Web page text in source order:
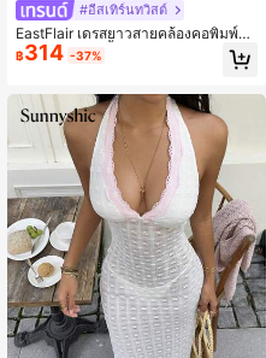
#อีสเทิร์นทวิสต์
EastFlair เดรสยาวสายคล้องคอพิมพ์ลา
ยดอกไม้และผีเสื้อสุดหรูสำหรับผู้หญิง แ
ขนกุด สีเบจ เหมาะสำหรับฤดูร้อน งานแ
งๆ ชุดกี่เพ้า
฿314 -37%